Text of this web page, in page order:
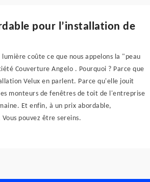
pour l’installation de
coûte ce que nous appelons la "peau
Couverture Angelo . Pourquoi ? Parce que
Velux en parlent. Parce qu'elle jouit
monteurs de fenêtres de toit de l'entreprise
Et enfin, à un prix abordable,
pouvez être sereins.